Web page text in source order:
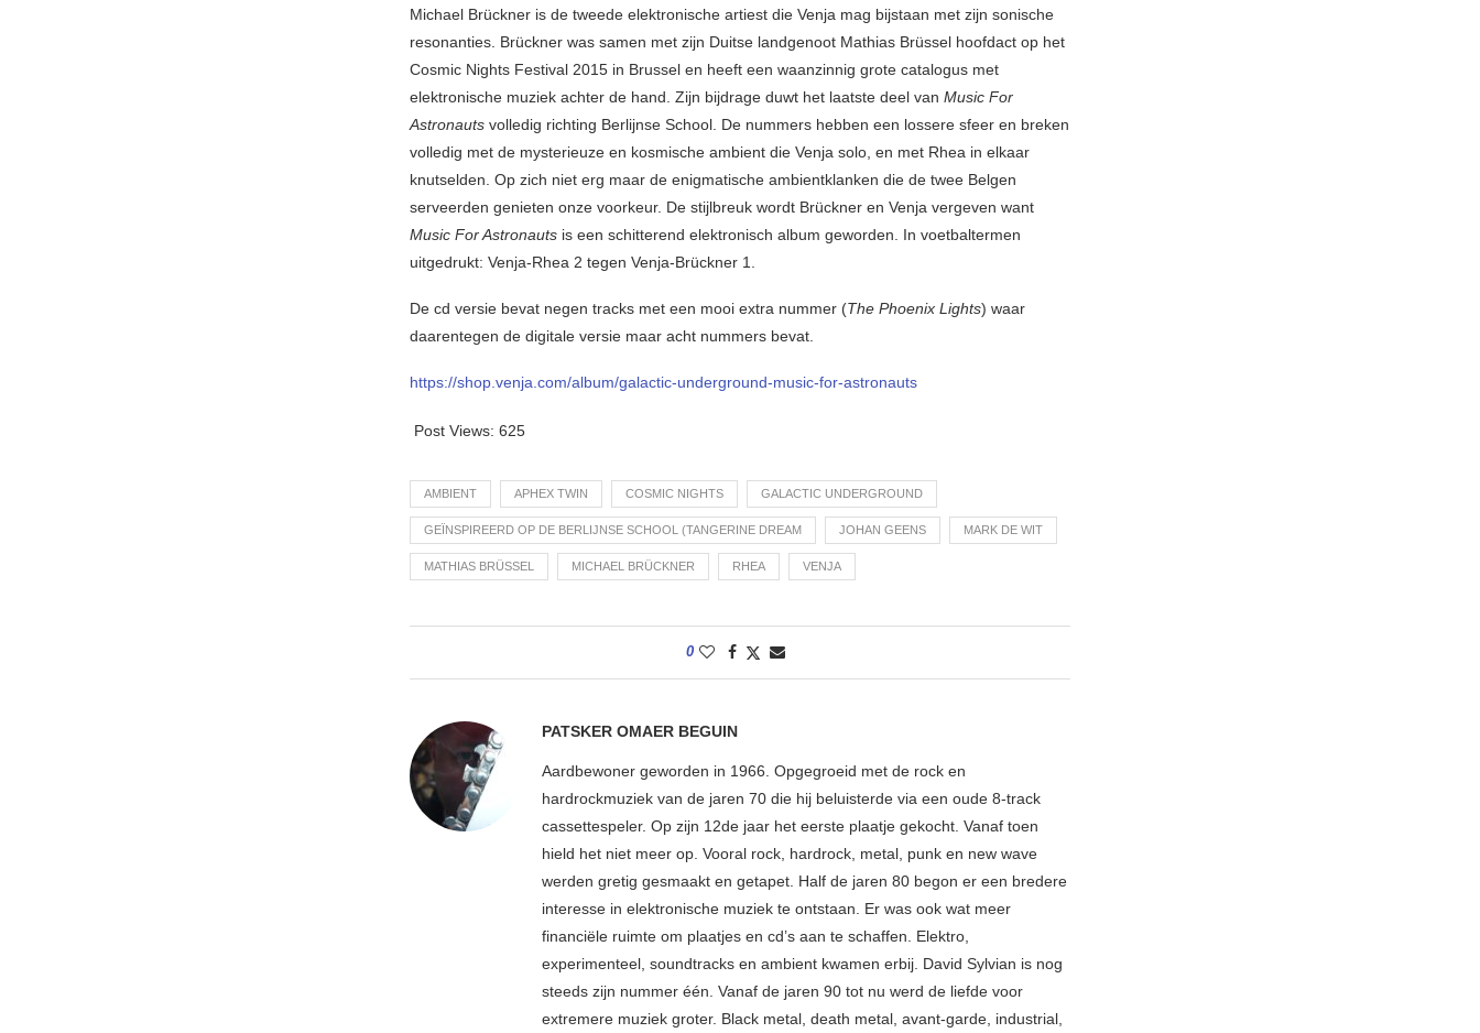
Michael Brückner is de tweede elektronische artiest die Venja mag bijstaan met zijn sonische
resonanties. Brückner was samen met zijn Duitse landgenoot Mathias Brüssel hoofdact op het
Cosmic Nights Festival 2015 in Brussel en heeft een waanzinnig grote catalogus met
elektronische muziek achter de hand. Zijn bijdrage duwt het laatste deel van Music For
Astronauts volledig richting Berlijnse School. De nummers hebben een lossere sfeer en breken
volledig met de mysterieuze en kosmische ambient die Venja solo, en met Rhea in elkaar
knutselden. Op zich niet erg maar de enigmatische ambientklanken die de twee Belgen
serveerden genieten onze voorkeur. De stijlbreuk wordt Brückner en Venja vergeven want
Music For Astronauts is een schitterend elektronisch album geworden. In voetbaltermen
uitgedrukt: Venja-Rhea 2 tegen Venja-Brückner 1.
De cd versie bevat negen tracks met een mooi extra nummer (The Phoenix Lights) waar
daarentegen de digitale versie maar acht nummers bevat.
https://shop.venja.com/album/galactic-underground-music-for-astronauts
Post Views: 625
AMBIENT APHEX TWIN COSMIC NIGHTS GALACTIC UNDERGROUND
GEÏNSPIREERD OP DE BERLIJNSE SCHOOL (TANGERINE DREAM JOHAN GEENS MARK DE WIT
MATHIAS BRÜSSEL MICHAEL BRÜCKNER RHEA VENJA
0
PATSKER OMAER BEGUIN
Aardbewoner geworden in 1966. Opgegroeid met de rock en
hardrockmuziek van de jaren 70 die hij beluisterde via een oude 8-track
cassettespeler. Op zijn 12de jaar het eerste plaatje gekocht. Vanaf toen
hield het niet meer op. Vooral rock, hardrock, metal, punk en new wave
werden gretig gesmaakt en getapet. Half de jaren 80 begon er een bredere
interesse in elektronische muziek te ontstaan. Er was ook wat meer
financiële ruimte om plaatjes en cd’s aan te schaffen. Elektro,
experimenteel, soundtracks en ambient kwamen erbij. David Sylvian is nog
steeds zijn nummer één. Vanaf de jaren 90 tot nu werd de liefde voor
extremere muziek groter. Black metal, death metal, avant-garde, industrial,